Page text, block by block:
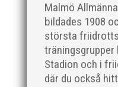
Malmö
bildades 1908
största
träningsgrupper
Stadion och i
där du också
För mig har Lasse
plan. På 80- och 90-